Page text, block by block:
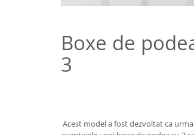
Boxe de
3
Acest model a fost dezvoltat ca